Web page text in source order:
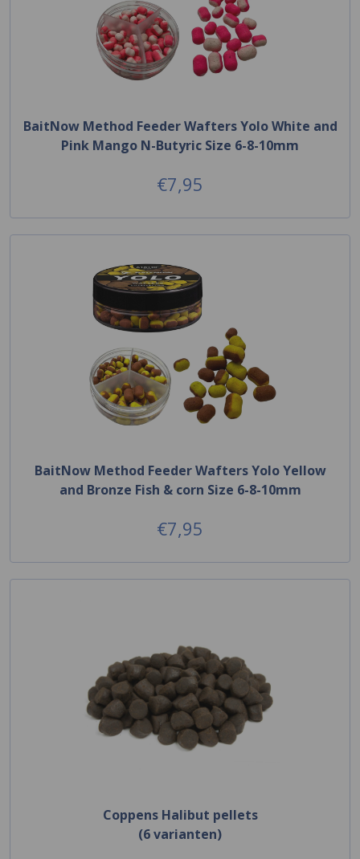
BaitNow Method Feeder Wafters Yolo White and
Pink Mango N-Butyric Size 6-8-10mm
€7,95
BaitNow Method Feeder Wafters Yolo Yellow
and Bronze Fish & corn Size 6-8-10mm
€7,95
Coppens Halibut pellets
(6 varianten)